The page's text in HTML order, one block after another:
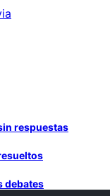
respuestas
debates